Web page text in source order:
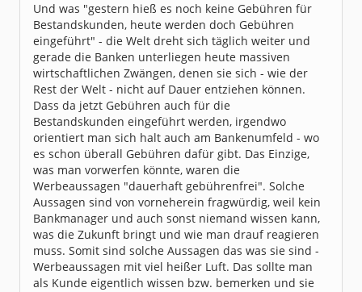
Und was "gestern hieß es noch keine Gebühren für
Bestandskunden, heute werden doch Gebühren
eingeführt" - die Welt dreht sich täglich weiter und
gerade die Banken unterliegen heute massiven
wirtschaftlichen Zwängen, denen sie sich - wie der
Rest der Welt - nicht auf Dauer entziehen können.
Dass da jetzt Gebühren auch für die
Bestandskunden eingeführt werden, irgendwo
orientiert man sich halt auch am Bankenumfeld - wo
es schon überall Gebühren dafür gibt. Das Einzige,
was man vorwerfen könnte, waren die
Werbeaussagen "dauerhaft gebührenfrei". Solche
Aussagen sind von vorneherein fragwürdig, weil kein
Bankmanager und auch sonst niemand wissen kann,
was die Zukunft bringt und wie man drauf reagieren
muss. Somit sind solche Aussagen das was sie sind -
Werbeaussagen mit viel heißer Luft. Das sollte man
als Kunde eigentlich wissen bzw. bemerken und sie